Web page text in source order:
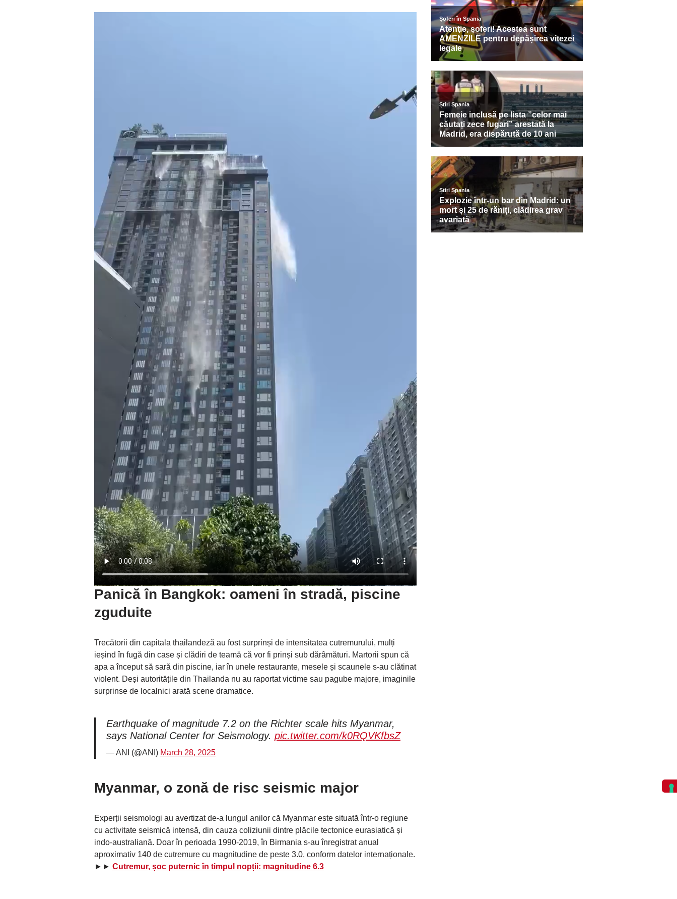
Panică în Bangkok: oameni în stradă, piscine
zguduite
Trecătorii din capitala thailandeză au fost surprinși de intensitatea cutremurului, mulți
ieșind în fugă din case și clădiri de teamă că vor fi prinși sub dărâmături. Martorii spun că
apa a început să sară din piscine, iar în unele restaurante, mesele și scaunele s-au clătinat
violent. Deși autoritățile din Thailanda nu au raportat victime sau pagube majore, imaginile
surprinse de localnici arată scene dramatice.
Earthquake of magnitude 7.2 on the Richter scale hits Myanmar,
says National Center for Seismology. pic.twitter.com/k0RQVKfbsZ
— ANI (@ANI) March 28, 2025
Myanmar, o zonă de risc seismic major
Experții seismologi au avertizat de-a lungul anilor că Myanmar este situată într-o regiune
cu activitate seismică intensă, din cauza coliziunii dintre plăcile tectonice eurasiatică și
indo-australiană. Doar în perioada 1990-2019, în Birmania s-au înregistrat anual
aproximativ 140 de cutremure cu magnitudine de peste 3.0, conform datelor internaționale.
►► Cutremur, șoc puternic în timpul nopții: magnitudine 6.3